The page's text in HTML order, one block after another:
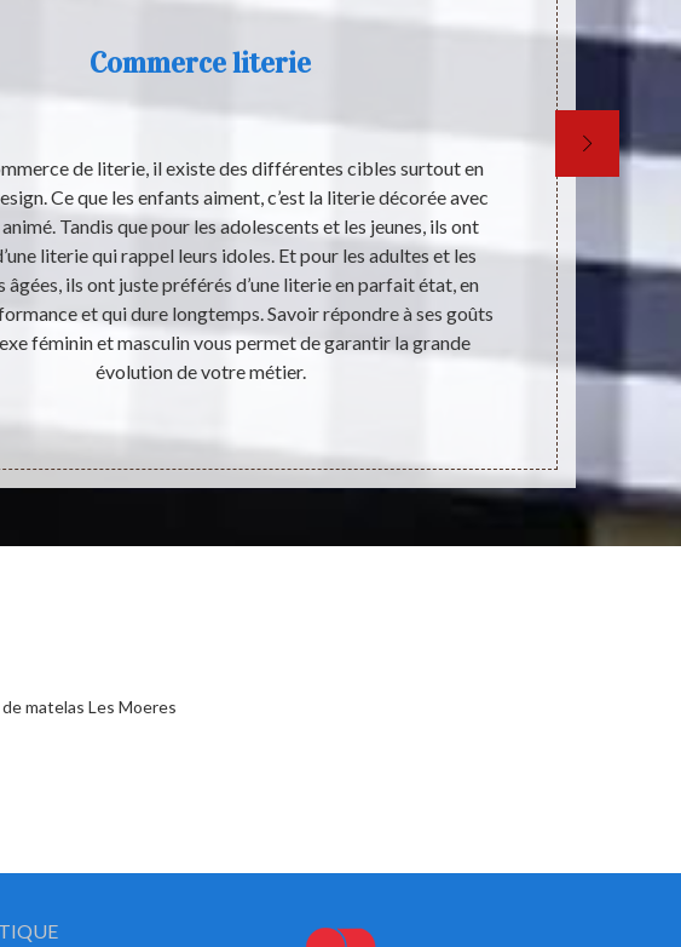
Commerce literie
de literie, il existe des différentes cibles surtout en
Ce que les enfants aiment, c’est la literie décorée avec
Tandis que pour les adolescents et les jeunes, ils ont
literie qui rappel leurs idoles. Et pour les adultes et les
âgées, ils ont juste préférés d’une literie en parfait état, en
et qui dure longtemps. Savoir répondre à ses goûts
féminin et masculin vous permet de garantir la grande
évolution de votre métier.
La santé
quand
habitude
matelas Les Moeres